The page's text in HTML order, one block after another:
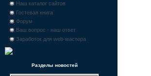
Наш каталог сайтов
Гостевая книга
Форум
Ваш вопрос - наш ответ
Заработок для web-мастера
Разделы новостей